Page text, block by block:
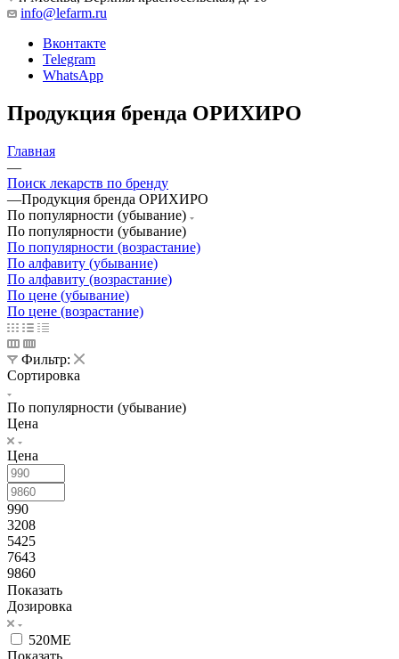
info@lefarm.ru
Вконтакте
Telegram
WhatsApp
Продукция бренда ОРИХИРО
Главная
—
Поиск лекарств по бренду
—Продукция бренда ОРИХИРО
По популярности (убывание)
По популярности (убывание)
По популярности (возрастание)
По алфавиту (убывание)
По алфавиту (возрастание)
По цене (убывание)
По цене (возрастание)
Фильтр:
Сортировка
По популярности (убывание)
Цена
Цена
990
3208
5425
7643
9860
Показать
Дозировка
520МЕ
Показать